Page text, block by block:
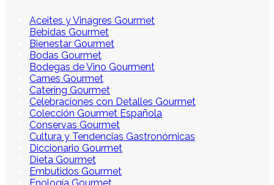
Aceites y Vinagres Gourmet
Bebidas Gourmet
Bienestar Gourmet
Bodas Gourmet
Bodegas de Vino Gourment
Carnes Gourmet
Catering Gourmet
Celebraciones con Detalles Gourmet
Colección Gourmet Española
Conservas Gourmet
Cultura y Tendencias Gastronómicas
Diccionario Gourmet
Dieta Gourmet
Embutidos Gourmet